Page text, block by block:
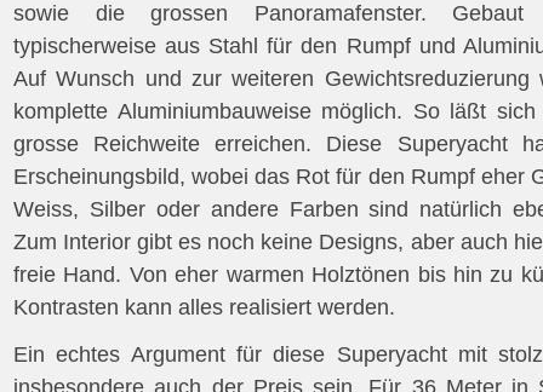
sowie die grossen Panoramafenster.
typischerweise aus Stahl für den Rumpf und
Auf Wunsch und zur weiteren
komplette Aluminiumbauweise möglich. So läßt
grosse Reichweite erreichen. Diese Superyacht
Erscheinungsbild, wobei das Rot für den Rumpf eher
Weiss, Silber oder andere Farben sind natürlich
Zum Interior gibt es noch keine Designs, aber auch
freie Hand. Von eher warmen Holztönen bis hin zu
Kontrasten kann alles realisiert werden.
Ein echtes Argument für diese Superyacht mit
insbesondere auch der Preis sein. Für 36 Meter in